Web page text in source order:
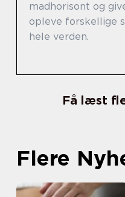
madhorisont og
opleve forskellige
hele verden.
Få læst
Flere